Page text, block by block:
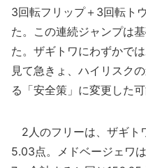
3回転フリップ＋3回転ト
た。この連続ジャンプは
た。ザギトワにわずかで
見て急きょ、ハイリスク
る「安全策」に変更した可
2人のフリーは、ザギト
5.03点。メドベージェワ